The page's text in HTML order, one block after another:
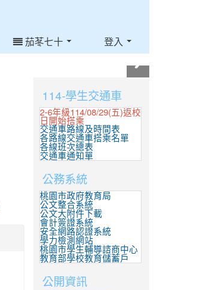
茄苳七十 登入
114-學生交通車
2-6年級114/08/29(五)返校
日開始搭乘
交通車路線及時間表
各路線交通車搭乘名單
各線班次總表
交通車通知單
公務系統
桃園市政府教育局
公文整合系統
公文大附件下載
會計簽證系統
安全網路認證系統
學力檢測網站
桃園市學生輔導諮商中心
教育部學校教育儲蓄戶
公開資訊